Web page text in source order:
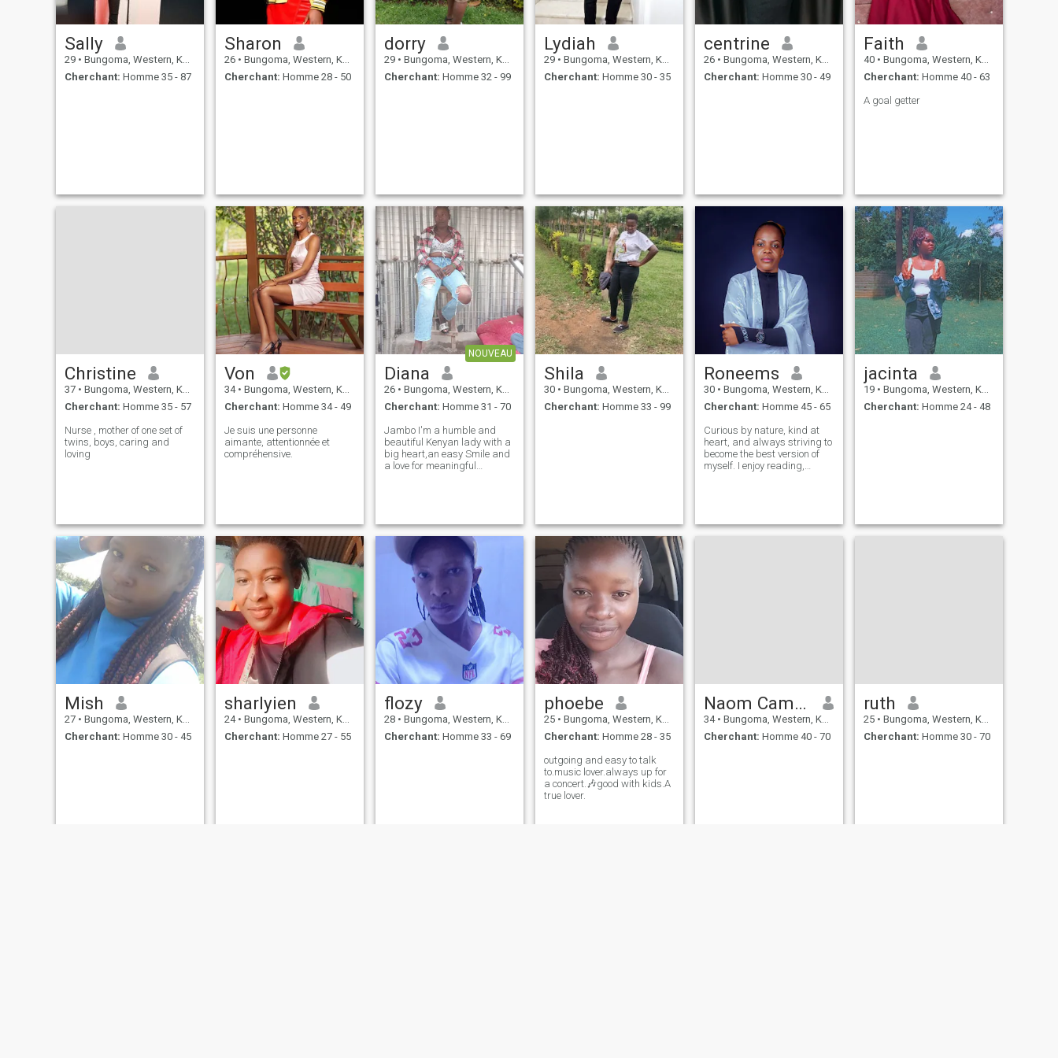
Sally
29 • Bungoma, Western, Kenya
Cherchant: Homme 35 - 87
Sharon
26 • Bungoma, Western, Kenya
Cherchant: Homme 28 - 50
dorry
29 • Bungoma, Western, Kenya
Cherchant: Homme 32 - 99
Lydiah
29 • Bungoma, Western, Kenya
Cherchant: Homme 30 - 35
centrine
26 • Bungoma, Western, Kenya
Cherchant: Homme 30 - 49
Faith
40 • Bungoma, Western, Kenya
Cherchant: Homme 40 - 63
A goal getter
Christine
37 • Bungoma, Western, Kenya
Cherchant: Homme 35 - 57
Nurse , mother of one set of
twins, boys, caring and
loving
Von
34 • Bungoma, Western, Kenya
Cherchant: Homme 34 - 49
Je suis une personne
aimante, attentionnée et
compréhensive.
NOUVEAU
Diana
26 • Bungoma, Western, Kenya
Cherchant: Homme 31 - 70
Jambo I'm a humble and
beautiful Kenyan lady with a
big heart,an easy Smile and
a love for meaningful
a vibe.
Shila
30 • Bungoma, Western, Kenya
Cherchant: Homme 33 - 99
Roneems
30 • Bungoma, Western, Kenya
Cherchant: Homme 45 - 65
Curious by nature, kind at
heart, and always striving to
become the best version of
myself. I enjoy reading,
good sense of humor.
jacinta
19 • Bungoma, Western, Kenya
Cherchant: Homme 24 - 48
Mish
27 • Bungoma, Western, Kenya
Cherchant: Homme 30 - 45
sharlyien
24 • Bungoma, Western, Kenya
Cherchant: Homme 27 - 55
flozy
28 • Bungoma, Western, Kenya
Cherchant: Homme 33 - 69
phoebe
25 • Bungoma, Western, Kenya
Cherchant: Homme 28 - 35
outgoing and easy to talk
to.music lover.always up for
a concert.🎶good with kids.A
true lover.
Naom Campbell
34 • Bungoma, Western, Kenya
Cherchant: Homme 40 - 70
ruth
25 • Bungoma, Western, Kenya
Cherchant: Homme 30 - 70